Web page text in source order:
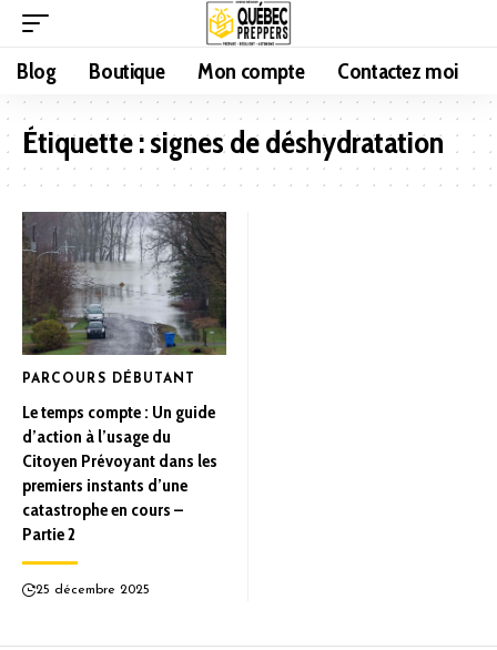
Blog Boutique Mon compte Contactez moi
Étiquette :signes de déshydratation
PARCOURS DÉBUTANT
Le temps compte : Un guide
d’action à l’usage du
Citoyen Prévoyant dans les
premiers instants d’une
catastrophe en cours –
Partie 2
25 décembre 2025